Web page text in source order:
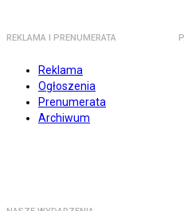
REKLAMA I PRENUMERATA
Reklama
Ogłoszenia
Prenumerata
Archiwum